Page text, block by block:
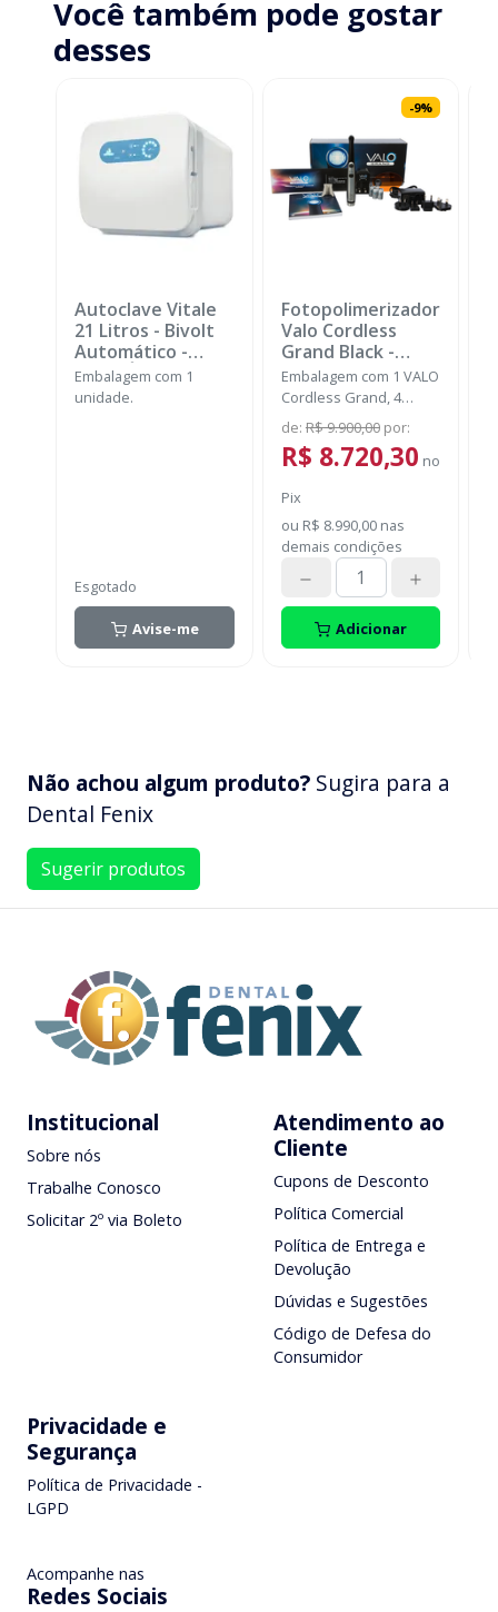
Você também pode gostar
desses
Autoclave Vitale
21 Litros - Bivolt
Automático -
CRISTÓFOLI
Embalagem com 1
unidade.
Esgotado
Avise-me
-9%
Fotopolimerizador
Valo Cordless
Grand Black-
ULTRADENT
Embalagem com 1 VALO
Cordless Grand, 4
baterias recarregáveis,
1 carregador, 50
barreiras protetoras, 1
luz.
de: R$ 9.900,00 por:
R$ 8.720,30 no
Pix
ou R$ 8.990,00nas
demais condições
Adicionar
Não achou algum produto? Sugira para a
Dental Fenix
Sugerir produtos
Institucional
Sobre nós
Trabalhe Conosco
Solicitar 2º via Boleto
Atendimento ao
Cliente
Cupons de Desconto
Política Comercial
Política de Entrega e
Devolução
Dúvidas e Sugestões
Código de Defesa do
Consumidor
Privacidade e
Segurança
Política de Privacidade -
LGPD
Acompanhe nas
Redes Sociais